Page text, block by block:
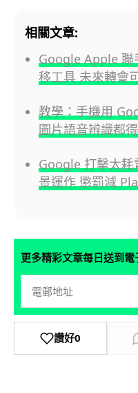
相關文章:
Google Apple 聯
移工具 未來轉會
教學：手機用
圖片語音辨識都
Google 打擊太
景運作 懲罰減
更多精彩文章每日送到電
讚好0